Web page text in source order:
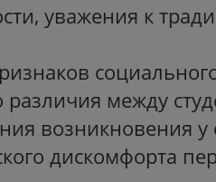
уважения к
различия между
возникновения у
дискомфорта